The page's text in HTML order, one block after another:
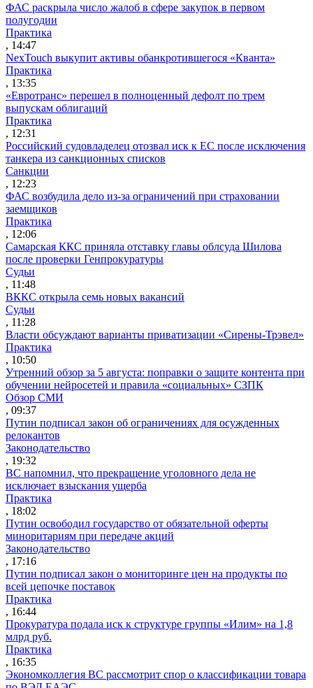
ФАС раскрыла число жалоб в сфере закупок в первом
полугодии
Практика
, 14:47
NexTouch выкупит активы обанкротившегося «Кванта»
Практика
, 13:35
«Евротранс» перешел в полноценный дефолт по трем
выпускам облигаций
Практика
, 12:31
Российский судовладелец отозвал иск к ЕС после исключения
танкера из санкционных списков
Санкции
, 12:23
ФАС возбудила дело из-за ограничений при страховании
заемщиков
Практика
, 12:06
Самарская ККС приняла отставку главы облсуда Шилова
после проверки Генпрокуратуры
Судьи
, 11:48
ВККС открыла семь новых вакансий
Судьи
, 11:28
Власти обсуждают варианты приватизации «Сирены-Трэвел»
Практика
, 10:50
Утренний обзор за 5 августа: поправки о защите контента при
обучении нейросетей и правила «социальных» СЗПК
Обзор СМИ
, 09:37
Путин подписал закон об ограничениях для осужденных
релокантов
Законодательство
, 19:32
ВС напомнил, что прекращение уголовного дела не
исключает взыскания ущерба
Практика
, 18:02
Путин освободил государство от обязательной оферты
миноритариям при передаче акций
Законодательство
, 17:16
Путин подписал закон о мониторинге цен на продукты по
всей цепочке поставок
Практика
, 16:44
Прокуратура подала иск к структуре группы «Илим» на 1,8
млрд руб.
Практика
, 16:35
Экономколлегия ВС рассмотрит спор о классификации товара